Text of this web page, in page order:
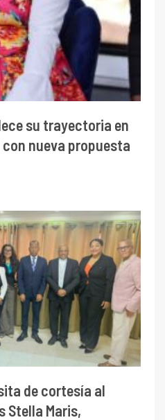
su trayectoria en
nueva propuesta
de cortesía al
Stella Maris,